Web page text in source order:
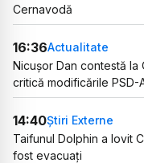
Cernavodă
16:36Actualitate
Nicușor Dan contestă la
critică modificările PSD-
14:40Știri Externe
Taifunul Dolphin a lovit
fost evacuați